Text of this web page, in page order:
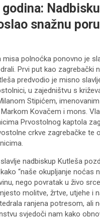
snažnu
misa polnoćka ponovno je
Prvi put kao zagrebački
predvodio je misno
u zajedništvu s
Stipićem,
Kovačem i mons.
Prvostolnog kaptola
crkve zagrebačke te
nadbiskup Kutleša
“naše okupljanje noćas
nego povratak u živo
molitve, žrtve, utjehe i
ranjena potresom, ali
svjedoči nam kako